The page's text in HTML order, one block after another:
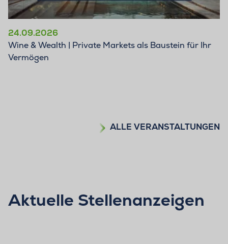
24.09.2026
Wine & Wealth | Private Markets als Baustein für Ihr
Vermögen
ALLE VERANSTALTUNGEN
Aktuelle Stellenanzeigen